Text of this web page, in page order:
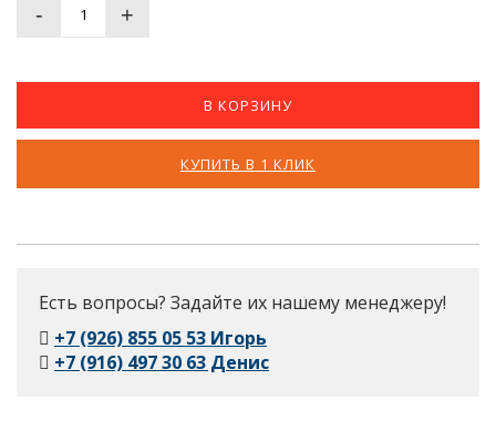
- +
В КОРЗИНУ
КУПИТЬ В 1 КЛИК
Есть вопросы? Задайте их нашему менеджеру!
+7 (926) 855 05 53 Игорь
+7 (916) 497 30 63 Денис